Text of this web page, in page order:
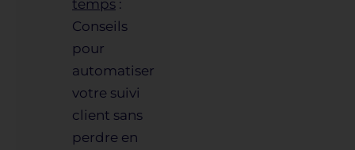
temps :
Conseils
pour
automatiser
votre suivi
client sans
perdre en